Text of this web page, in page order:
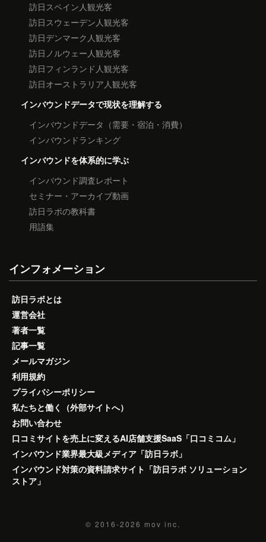
訪日スペイン人観光客
訪日スウェーデン人観光客
訪日デンマーク人観光客
訪日ノルウェー人観光客
訪日フィンランド人観光客
訪日オーストラリア人観光客
インバウンドデータで現状を理解する
インバウンドデータ（需要・宿泊・消費）
インバウンドランキング
インバウンドを体系的に学ぶ
インバウンド調査レポート
セミナー・アーカイブ動画
訪日ラボの教科書
用語集
インフォメーション
訪日ラボとは
運営会社
著者一覧
記事一覧
メールマガジン
利用規約
プライバシーポリシー
私たちと働く（外部サイトへ）
お問い合わせ
口コミサイトを売上に変えるAI店舗支援SaaS「口コミコム」
インバウンド業界最大級メディア「訪日ラボ」
インバウンド対策の資料請求サイト「訪日ラボ ソリューション
ストア」
© 2016-2026 mov inc.